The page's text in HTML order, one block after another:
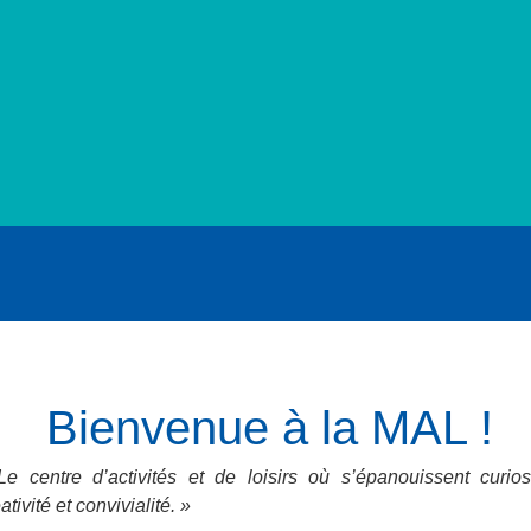
Bienvenue à la MAL !
centre d’activités et de loisirs où s’épanouissent
et convivialité. »